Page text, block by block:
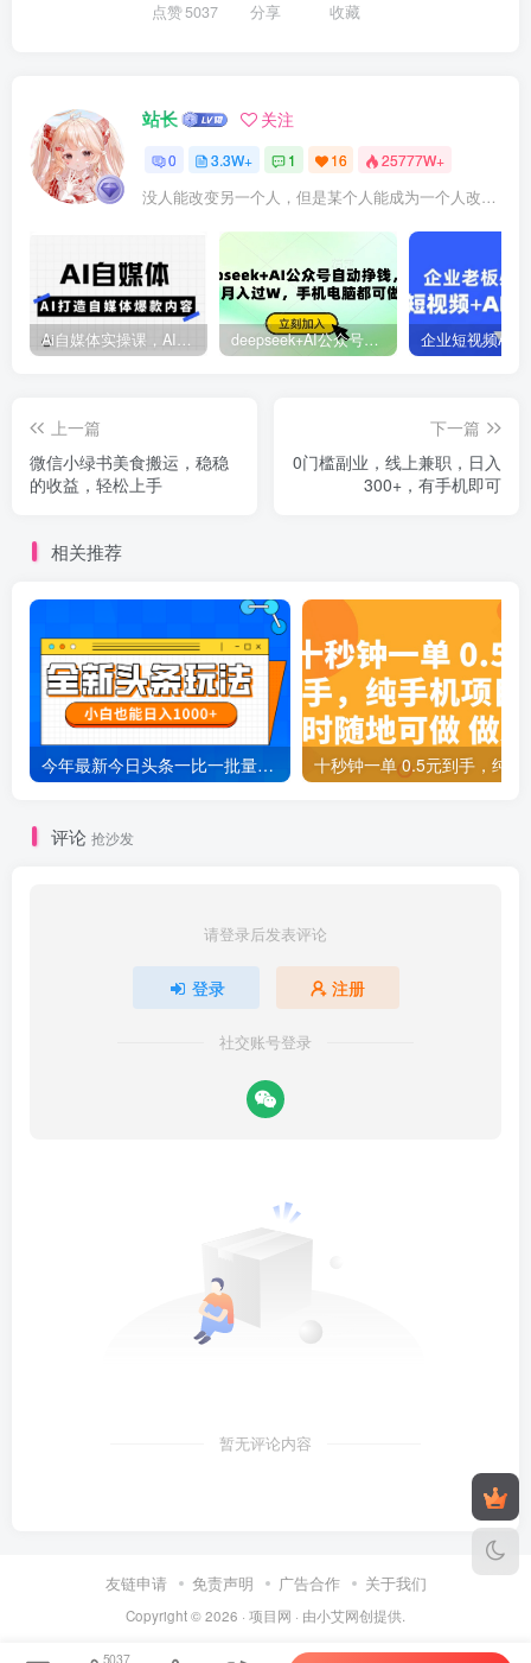
点赞5037 分享 收藏
站长 关注
0 3.3W+ 1 16 25777W+
没人能改变另一个人，但是某个人能成为一个人改变的原因
Ai自媒体实操课，AI打造自媒体爆款内容 deepseek+AI公众号自动挣钱，轻松月入过W，手机电脑都可做
上一篇
微信小绿书美食搬运，稳稳
的收益，轻松上手
下一篇
0门槛副业，线上兼职，日入
300+，有手机即可
相关推荐
今年最新今日头条一比一批量搬砖，小白也可以日赚千元
评论 抢沙发
请登录后发表评论
登录 注册
社交账号登录
暂无评论内容
友链申请 免责声明 广告合作 关于我们
Copyright © 2026 · 项目网 · 由小艾网创提供.
5037